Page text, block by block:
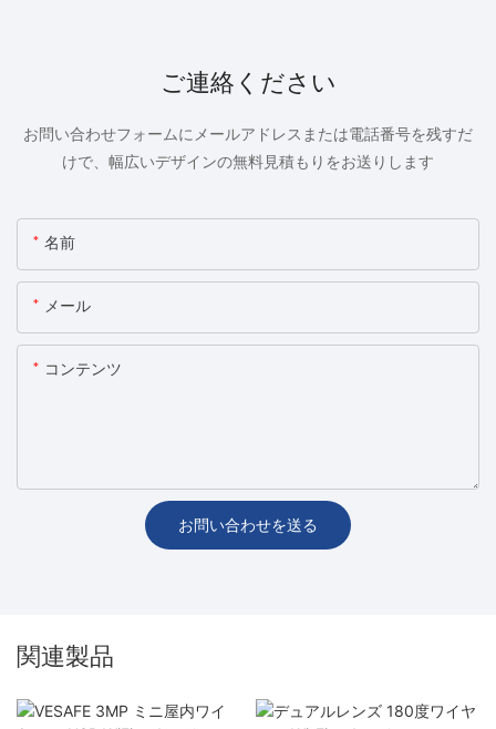
ご連絡ください
お問い合わせフォームにメールアドレスまたは電話番号を残すだ
けで、幅広いデザインの無料見積もりをお送りします
名前
メール
コンテンツ
お問い合わせを送る
関連製品